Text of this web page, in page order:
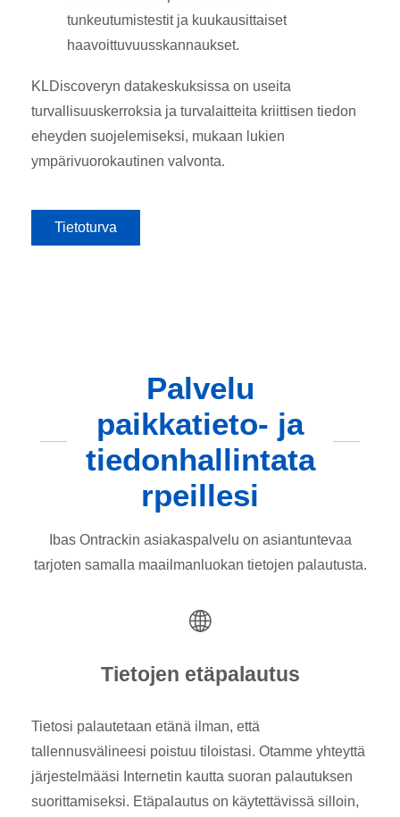
tunkeutumistestit ja kuukausittaiset
haavoittuvuusskannaukset.
KLDiscoveryn datakeskuksissa on useita
turvallisuuskerroksia ja turvalaitteita kriittisen tiedon
eheyden suojelemiseksi, mukaan lukien
ympärivuorokautinen valvonta.
Tietoturva
Palvelu
paikkatieto- ja
tiedonhallintata
rpeillesi
Ibas Ontrackin asiakaspalvelu on asiantuntevaa
tarjoten samalla maailmanluokan tietojen palautusta.
Tietojen etäpalautus
Tietosi palautetaan etänä ilman, että
tallennusvälineesi poistuu tiloistasi. Otamme yhteyttä
järjestelmääsi Internetin kautta suoran palautuksen
suorittamiseksi. Etäpalautus on käytettävissä silloin,